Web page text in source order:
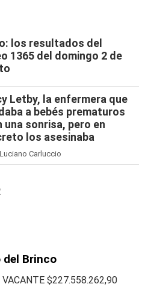
los resultados del
1365 del domingo 2 de
Letby, la enfermera que
a bebés prematuros
una sonrisa, pero en
los asesinaba
Carluccio
del Brinco
VACANTE $227.558.262,90